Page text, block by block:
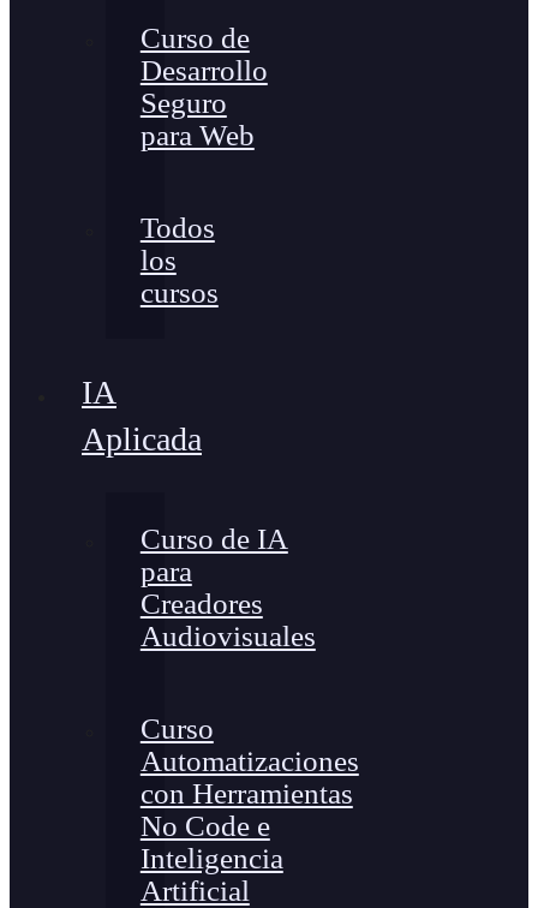
Curso de
Desarrollo
Seguro
para Web
Todos
los
cursos
IA
Aplicada
Curso de IA
para
Creadores
Audiovisuales
Curso
Automatizaciones
con Herramientas
No Code e
Inteligencia
Artificial